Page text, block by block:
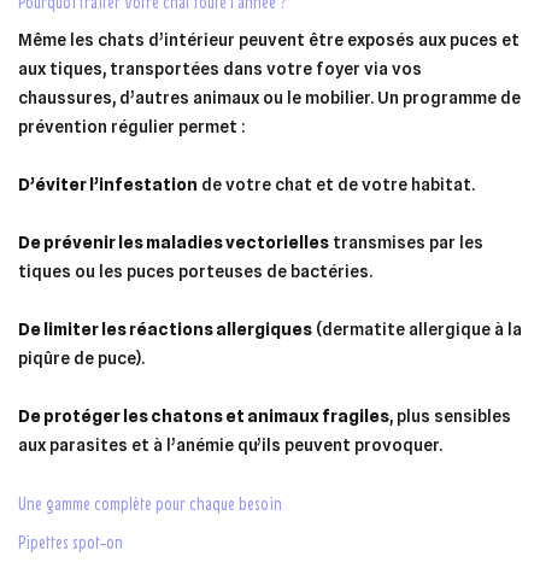
Même les chats d’intérieur peuvent être exposés aux puces et
aux tiques, transportées dans votre foyer via vos
chaussures, d’autres animaux ou le mobilier. Un programme de
prévention régulier permet :
D’éviter l’infestation de votre chat et de votre habitat.
De prévenir les maladies vectorielles transmises par les
tiques ou les puces porteuses de bactéries.
De limiter les réactions allergiques (dermatite allergique à la
piqûre de puce).
De protéger les chatons et animaux fragiles, plus sensibles
aux parasites et à l’anémie qu’ils peuvent provoquer.
une gamme complète pour chaque besoin
pipettes spot‑on
Ajouter à ma liste d'envies
add_circle_outline
((modalTitle)) ×
Vous devez être connecté pour ajouter des produits à votre
liste d'envies.